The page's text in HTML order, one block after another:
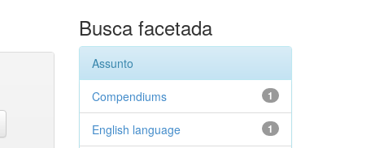
Busca facetada
Assunto
1
Compendiums
1
English language